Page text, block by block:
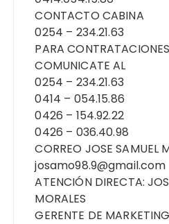
CONTACTO CABINA
0254 – 234.21.63
PARA
COMUNICATE AL
0254 – 234.21.63
0414 – 054.15.86
0426 – 154.92.22
0426 – 036.40.98
CORREO JOSE SAMUEL
josamo98.9@gmail.com
ATENCIÓN DIRECTA:
MORALES
GERENTE DE